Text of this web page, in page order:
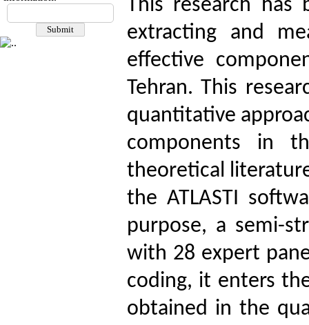
This research
extracting and
effective
Tehran. This
quantitative
components in
theoretical
the ATLASTI
purpose, a semi-
with 28 expert
coding, it enters
obtained in the